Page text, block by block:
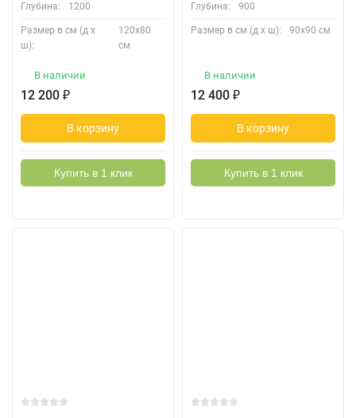
Глубина: 1200
Размер в см (д х
ш):
120х80
см
В наличии
12 200 ₽
В корзину
Купить в 1 клик
Глубина: 900
Размер в см (д х ш): 90х90 см
В наличии
12 400 ₽
В корзину
Купить в 1 клик